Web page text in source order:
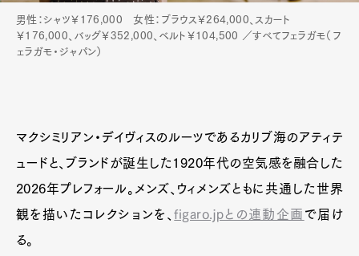
男性：シャツ￥176,000 女性：ブラウス￥264,000、スカート
￥176,000、バッグ￥352,000、ベルト￥104,500 ／すべてフェラガモ（フ
ェラガモ・ジャパン）
マクシミリアン・デイヴィスのルーツであるカリブ海のアティテ
ュードと、ブランドが誕生した1920年代の空気感を融合した
2026年プレフォール。メンズ、ウィメンズともに共通した世界
観を描いたコレクションを、figaro.jpとの連動企画 で届け
る。